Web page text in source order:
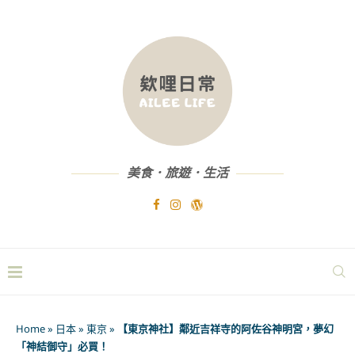
美食．旅遊．生活
Home» 日本» 東京»
【東京神社】鄰近吉祥寺的阿佐谷神明宮，夢幻
「神結御守」必買！